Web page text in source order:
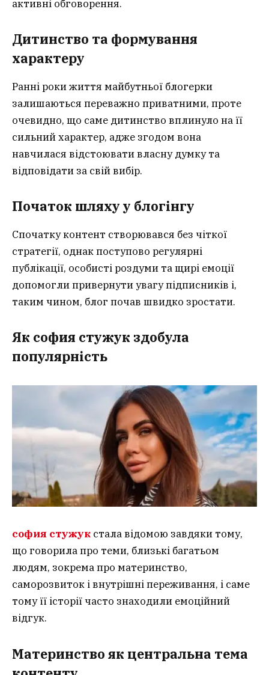
активні обговорення.
Дитинство та формування
характеру
Ранні роки життя майбутньої блогерки
залишаються переважно приватними, проте
очевидно, що саме дитинство вплинуло на її
сильний характер, адже згодом вона
навчилася відстоювати власну думку та
відповідати за свій вибір.
Початок шляху у блогінгу
Спочатку контент створювався без чіткої
стратегії, однак поступово регулярні
публікації, особисті роздуми та щирі емоції
допомогли привернути увагу підписників і,
таким чином, блог почав швидко зростати.
Як софия стужук здобула
популярність
софия стужук стала відомою завдяки тому,
що говорила про теми, близькі багатьом
людям, зокрема про материнство,
саморозвиток і внутрішні переживання, і саме
тому її історії часто знаходили емоційний
відгук.
Материнство як центральна тема